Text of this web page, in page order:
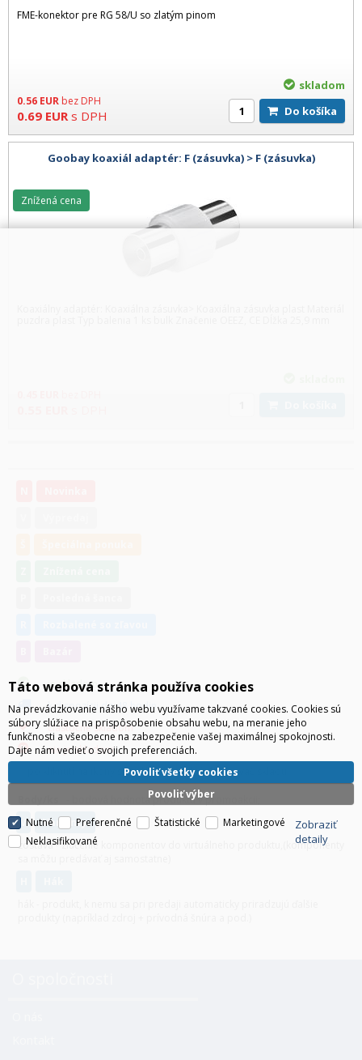
FME-konektor pre RG 58/U so zlatým pinom
0.56 EUR bez DPH
0.69 EUR s DPH
skladom
Do košíka
Goobay koaxiál adaptér: F (zásuvka) > F (zásuvka)
Znížená cena
je skladom
k dispozícii do 48 hodin
čiastočne skladom
nie je skladom
po kliknutí na ikony sa zobrazí detailný dotazovač skladu
- bodová hodnota produktu v promoakcii;
v
varianty
zostava - zlúčenie komponentov do virtuálneho produktu,(komponenty
Táto webová stránka používa cookies
Na prevádzkovanie nášho webu využívame takzvané cookies. Cookies sú
súbory slúžiace na prispôsobenie obsahu webu, na meranie jeho
funkčnosti a všeobecne na zabezpečenie vašej maximálnej spokojnosti.
Dajte nám vedieť o svojich preferenciách.
Povoliť výber
Povoliť všetky cookies
Nutné Preferenčné Štatistické
Marketingové
Neklasifikované
Zobraziť
detaily